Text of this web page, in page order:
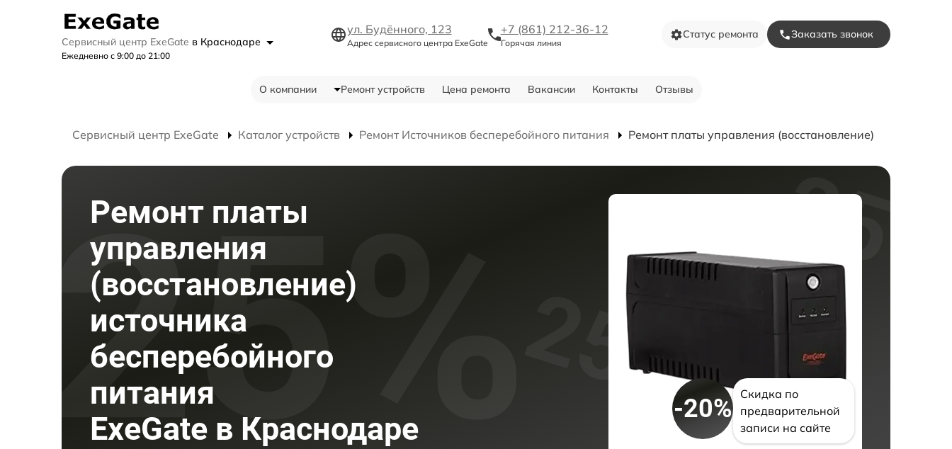
Сервисный центр ExeGate в Краснодаре
Ежедневно с 9:00 до 21:00
ул. Будённого, 123
Адрес сервисного центра ExeGate
+7 (861) 212-36-12
Горячая линия
Статус ремонта Заказать звонок
О компании Ремонт устройств Цена ремонта Вакансии Контакты Отзывы
Сервисный центр ExeGate Каталог устройств Ремонт Источников бесперебойного питания Ремонт платы управления (восстановление)
Ремонт платы
управления
(восстановление)
источника
бесперебойного
питания
ExeGate в Краснодаре
-20%
Скидка по
предварительной
записи на сайте